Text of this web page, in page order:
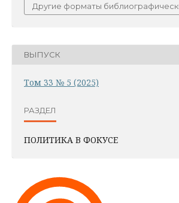
Другие форматы
ВЫПУСК
Том 33 № 5 (2025)
РАЗДЕЛ
ПОЛИТИКА В ФОКУСЕ